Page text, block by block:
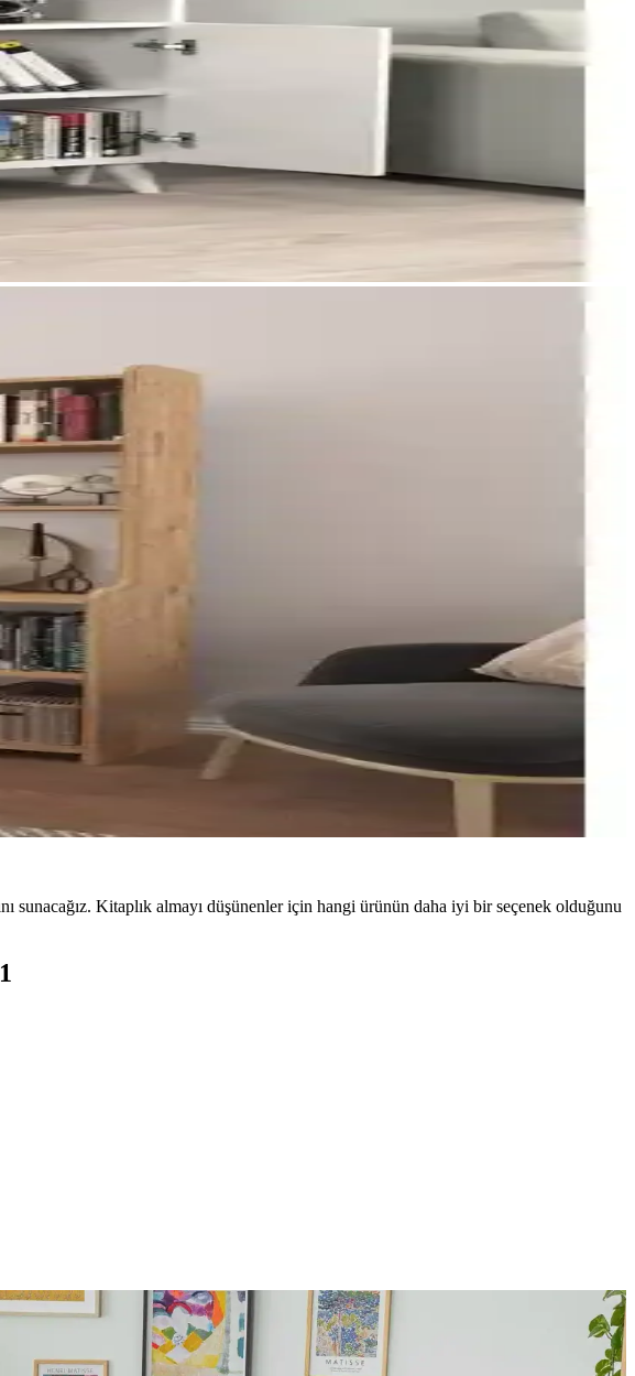
sunacağız. Kitaplık almayı düşünenler için hangi ürünün daha iyi bir seçenek olduğunu
İnceleme
fonksiyonel çözümler sunar. Malzeme ve boyut çeşitliliği kullanım alanlarını